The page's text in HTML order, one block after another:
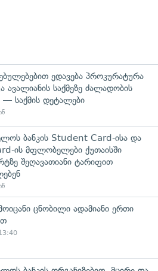
ედავება პროკურატურა
ავალიანის საქმეზე ძალადობის
— საქმის დეტალები
ბანკის Student Card-ისა და
ის მფლობელები ქუთაისში
შეღავათიანი ტარიფით
ცნობილი ადამიანი ერთი